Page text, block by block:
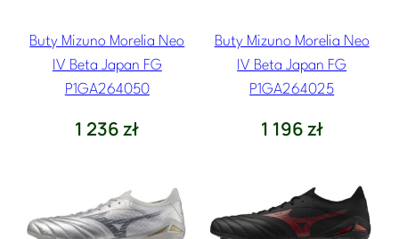
Buty Mizuno Morelia Neo
IV Beta Japan FG
P1GA264050
1 236zł
Buty Mizuno Morelia Neo
IV Beta Japan FG
P1GA264025
1 196zł